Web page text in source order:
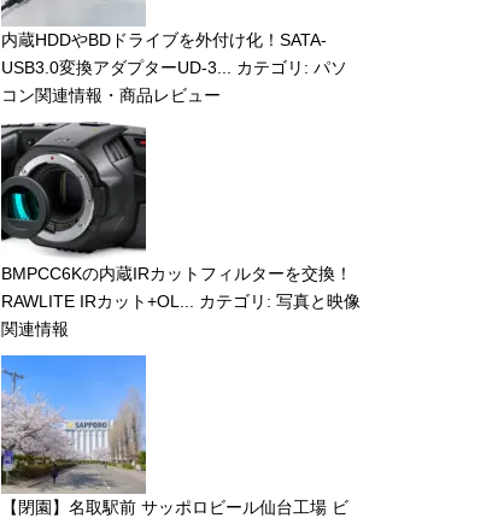
内蔵HDDやBDドライブを外付け化！SATA-
USB3.0変換アダプターUD-3...
カテゴリ: パソ
コン関連情報・商品レビュー
BMPCC6Kの内蔵IRカットフィルターを交換！
RAWLITE IRカット+OL...
カテゴリ: 写真と映像
関連情報
【閉園】名取駅前 サッポロビール仙台工場 ビ